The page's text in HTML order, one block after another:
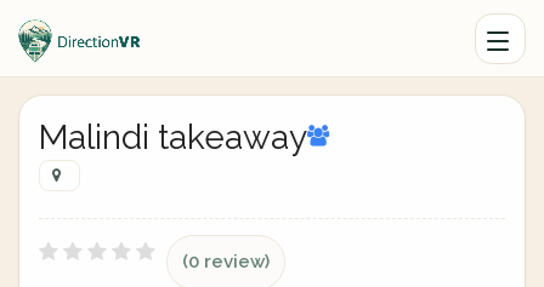
Malindi takeaway
(0 review)